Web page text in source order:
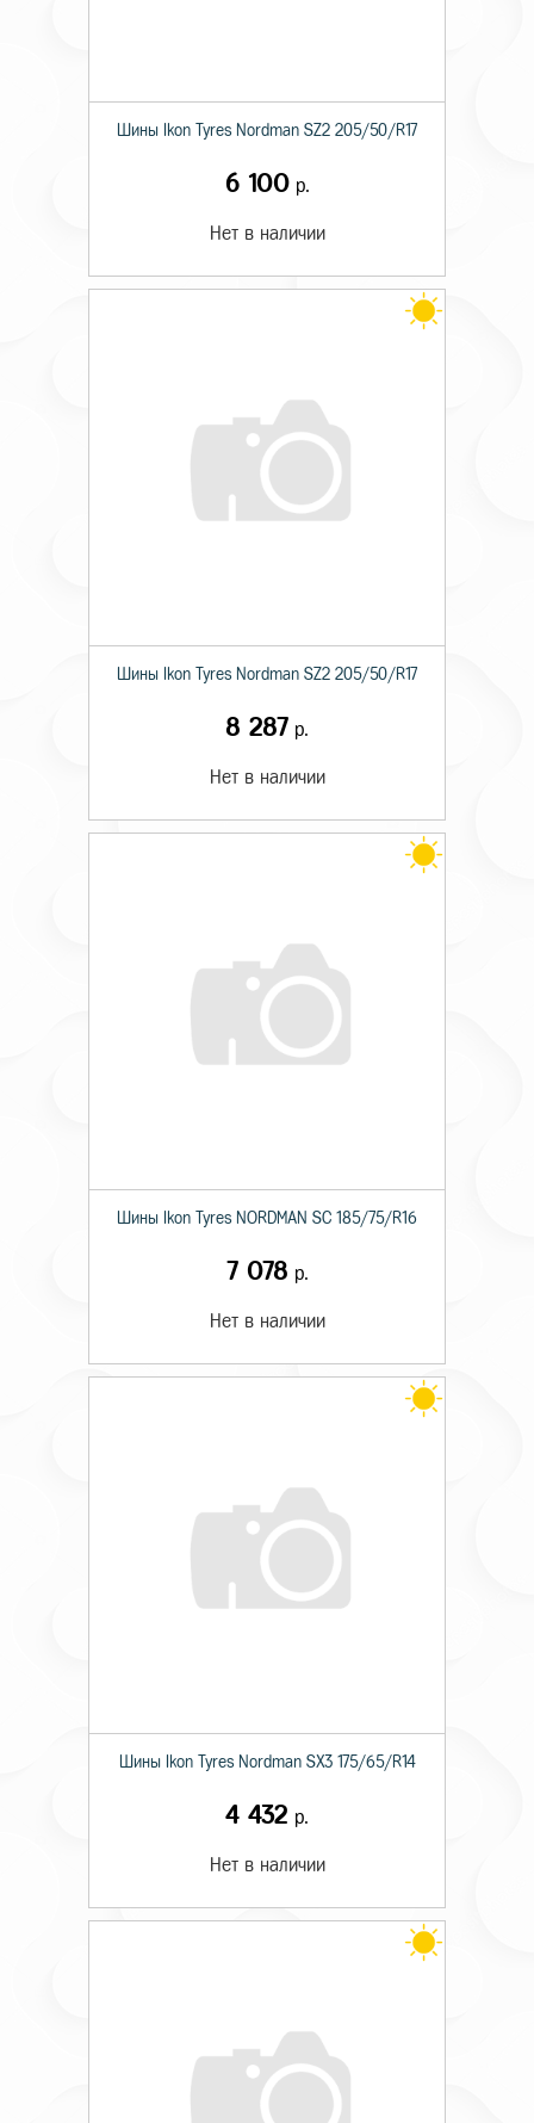
Шины Ikon Tyres Nordman SZ2 205/50/R17
6 100р.
Нет в наличии
Шины Ikon Tyres Nordman SZ2 205/50/R17
8 287 р.
Нет в наличии
Шины Ikon Tyres NORDMAN SC 185/75/R16
7 078 р.
Нет в наличии
Шины Ikon Tyres Nordman SX3 175/65/R14
4 432 р.
Нет в наличии